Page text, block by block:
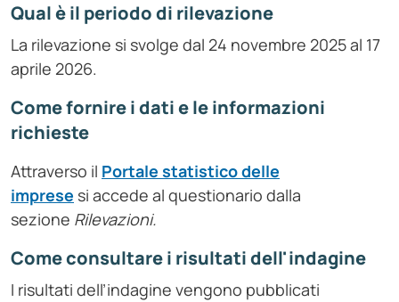
Qual è il periodo di rilevazione
La rilevazione si svolge dal 24 novembre 2025 al 17
aprile 2026.
Come fornire i dati e le informazioni
richieste
Attraverso il Portale statistico delle
imprese si accede al questionario dalla
sezione Rilevazioni.
Come consultare i risultati dell'indagine
I risultati dell’indagine vengono pubblicati